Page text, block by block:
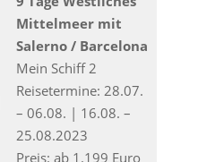
Mittelmeer mit
Salerno / Barcelona
Mein Schiff 2
Reisetermine: 28.07.
– 06.08. | 16.08. –
25.08.2023
Preis: ab 1.199 Euro